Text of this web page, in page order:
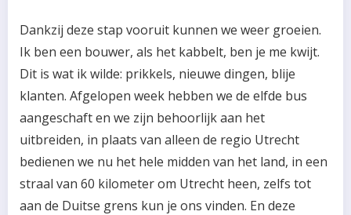
Dankzij deze stap vooruit kunnen we weer groeien.
Ik ben een bouwer, als het kabbelt, ben je me kwijt.
Dit is wat ik wilde: prikkels, nieuwe dingen, blije
klanten. Afgelopen week hebben we de elfde bus
aangeschaft en we zijn behoorlijk aan het
uitbreiden, in plaats van alleen de regio Utrecht
bedienen we nu het hele midden van het land, in een
straal van 60 kilometer om Utrecht heen, zelfs tot
aan de Duitse grens kun je ons vinden. En deze